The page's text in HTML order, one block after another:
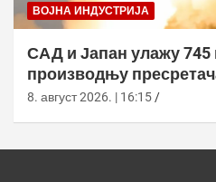
ВОЈНА ИНДУСТРИЈА
САД и Јапан улажу
производњу
8. август 2026. | 16:15